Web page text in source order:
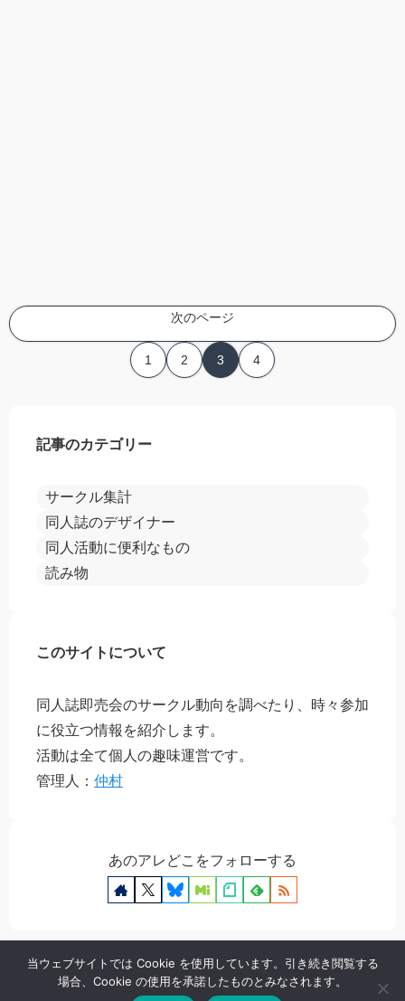
次のページ
1 2 3 4
記事のカテゴリー
サークル集計
同人誌のデザイナー
同人活動に便利なもの
読み物
このサイトについて
同人誌即売会のサークル動向を調べたり、時々参加
に役立つ情報を紹介します。
活動は全て個人の趣味運営です。
管理人： 仲村
あのアレどこをフォローする
プライバシーポリシー お問い合わせ
当ウェブサイトでは Cookie を使用しています。引き続き閲覧する
場合、Cookie の使用を承諾したものとみなされます。